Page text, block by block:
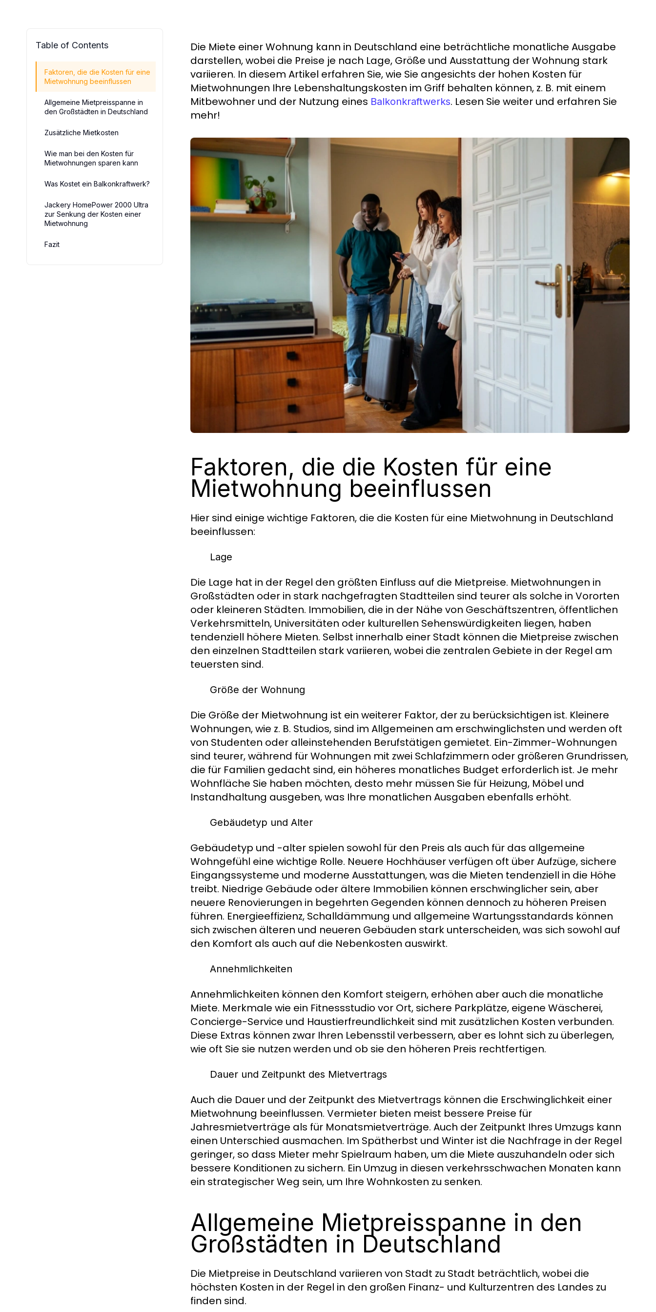
Table of Contents
Faktoren, die die Kosten für eine
Mietwohnung beeinflussen
Allgemeine Mietpreisspanne in
den Großstädten in Deutschland
Zusätzliche Mietkosten
Wie man bei den Kosten für
Mietwohnungen sparen kann
Was Kostet ein Balkonkraftwerk?
Jackery HomePower 2000 Ultra
zur Senkung der Kosten einer
Mietwohnung
Fazit
Die Miete einer Wohnung kann in Deutschland eine beträchtliche monatliche Ausgabe
darstellen, wobei die Preise je nach Lage, Größe und Ausstattung der Wohnung stark
variieren. In diesem Artikel erfahren Sie, wie Sie angesichts der hohen Kosten für
Mietwohnungen Ihre Lebenshaltungskosten im Griff behalten können, z. B. mit einem
Mitbewohner und der Nutzung eines Balkonkraftwerks. Lesen Sie weiter und erfahren Sie
mehr!
Faktoren, die die Kosten für eine
Mietwohnung beeinflussen
Hier sind einige wichtige Faktoren, die die Kosten für eine Mietwohnung in Deutschland
beeinflussen:
Lage
Die Lage hat in der Regel den größten Einfluss auf die Mietpreise. Mietwohnungen in
Großstädten oder in stark nachgefragten Stadtteilen sind teurer als solche in Vororten
oder kleineren Städten. Immobilien, die in der Nähe von Geschäftszentren, öffentlichen
Verkehrsmitteln, Universitäten oder kulturellen Sehenswürdigkeiten liegen, haben
tendenziell höhere Mieten. Selbst innerhalb einer Stadt können die Mietpreise zwischen
den einzelnen Stadtteilen stark variieren, wobei die zentralen Gebiete in der Regel am
teuersten sind.
Größe der Wohnung
Die Größe der Mietwohnung ist ein weiterer Faktor, der zu berücksichtigen ist. Kleinere
Wohnungen, wie z. B. Studios, sind im Allgemeinen am erschwinglichsten und werden oft
von Studenten oder alleinstehenden Berufstätigen gemietet. Ein-Zimmer-Wohnungen
sind teurer, während für Wohnungen mit zwei Schlafzimmern oder größeren Grundrissen,
die für Familien gedacht sind, ein höheres monatliches Budget erforderlich ist. Je mehr
Wohnfläche Sie haben möchten, desto mehr müssen Sie für Heizung, Möbel und
Instandhaltung ausgeben, was Ihre monatlichen Ausgaben ebenfalls erhöht.
Gebäudetyp und Alter
Gebäudetyp und -alter spielen sowohl für den Preis als auch für das allgemeine
Wohngefühl eine wichtige Rolle. Neuere Hochhäuser verfügen oft über Aufzüge, sichere
Eingangssysteme und moderne Ausstattungen, was die Mieten tendenziell in die Höhe
treibt. Niedrige Gebäude oder ältere Immobilien können erschwinglicher sein, aber
neuere Renovierungen in begehrten Gegenden können dennoch zu höheren Preisen
führen. Energieeffizienz, Schalldämmung und allgemeine Wartungsstandards können
sich zwischen älteren und neueren Gebäuden stark unterscheiden, was sich sowohl auf
den Komfort als auch auf die Nebenkosten auswirkt.
Annehmlichkeiten
Annehmlichkeiten können den Komfort steigern, erhöhen aber auch die monatliche
Miete. Merkmale wie ein Fitnessstudio vor Ort, sichere Parkplätze, eigene Wäscherei,
Concierge-Service und Haustierfreundlichkeit sind mit zusätzlichen Kosten verbunden.
Diese Extras können zwar Ihren Lebensstil verbessern, aber es lohnt sich zu überlegen,
wie oft Sie sie nutzen werden und ob sie den höheren Preis rechtfertigen.
Dauer und Zeitpunkt des Mietvertrags
Auch die Dauer und der Zeitpunkt des Mietvertrags können die Erschwinglichkeit einer
Mietwohnung beeinflussen. Vermieter bieten meist bessere Preise für
Jahresmietverträge als für Monatsmietverträge. Auch der Zeitpunkt Ihres Umzugs kann
einen Unterschied ausmachen. Im Spätherbst und Winter ist die Nachfrage in der Regel
geringer, so dass Mieter mehr Spielraum haben, um die Miete auszuhandeln oder sich
bessere Konditionen zu sichern. Ein Umzug in diesen verkehrsschwachen Monaten kann
ein strategischer Weg sein, um Ihre Wohnkosten zu senken.
Allgemeine Mietpreisspanne in den
Großstädten in Deutschland
Die Mietpreise in Deutschland variieren von Stadt zu Stadt beträchtlich, wobei die
höchsten Kosten in der Regel in den großen Finanz- und Kulturzentren des Landes zu
finden sind.